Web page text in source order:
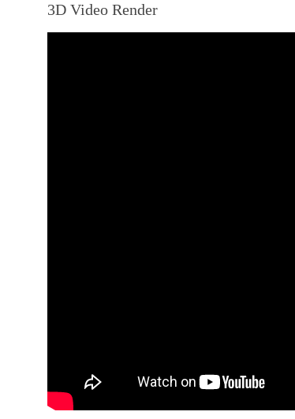
3D Video Render